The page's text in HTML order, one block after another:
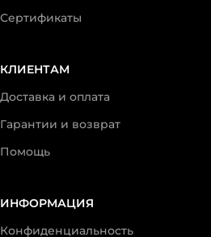
Сертификаты
КЛИЕНТАМ
Доставка и оплата
Гарантии и возврат
Помощь
ИНФОРМАЦИЯ
Конфиденциальность